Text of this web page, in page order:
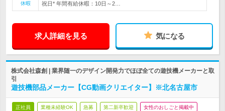
休暇
祝日* 年間有給休暇：10日～2…
求人詳細を見る 気になる
株式会社森創 | 業界随一のデザイン開発力でほぼ全ての遊技機メーカーと取
引
遊技機部品メーカー【CG動画クリエイター】※北名古屋市
正社員 業種未経験OK 急募 第二新卒歓迎 女性のおしごと掲載中